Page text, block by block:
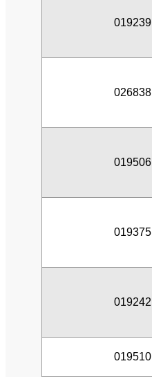
019239
026838
019506
019375
019242
019510